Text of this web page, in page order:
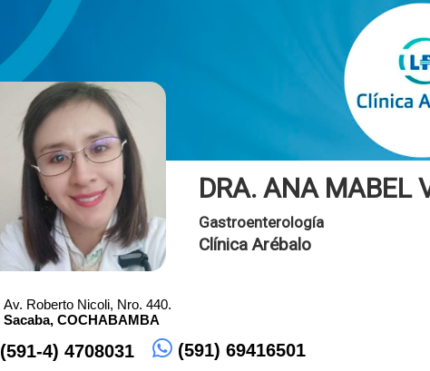
DRA. ANA MABEL
Gastroenterología
Clínica Arébalo
Av. Roberto Nicoli, Nro. 440.
Sacaba, COCHABAMBA
(591-4) 4708031 (591) 69416501